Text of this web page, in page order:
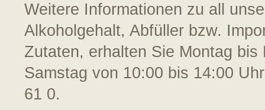
Weitere Informationen zu all
Alkoholgehalt, Abfüller bzw.
Zutaten, erhalten Sie Montag
Samstag von 10:00 bis 14:00
61 0.